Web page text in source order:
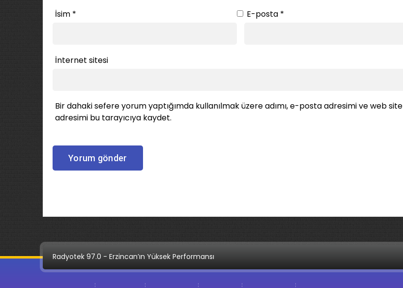
İsim * E-posta *
İnternet sitesi
Bir dahaki sefere yorum yaptığımda kullanılmak üzere adımı, e-posta adresimi ve web site
adresimi bu tarayıcıya kaydet.
Radyotek 97.0 - Erzincan’ın Yüksek Performansı